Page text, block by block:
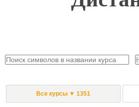
Все курсы ▼ 1351